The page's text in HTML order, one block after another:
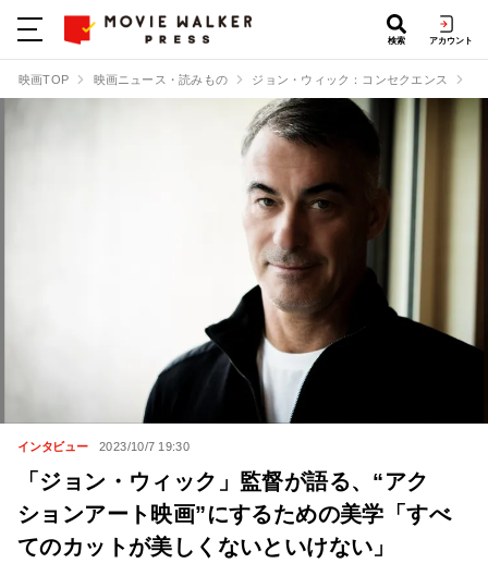
検索 アカウント
映画TOP 映画ニュース・読みもの ジョン・ウィック：コンセクエンス
インタビュー 2023/10/7 19:30
「ジョン・ウィック」監督が語る、“アク
ションアート映画”にするための美学「すべ
てのカットが美しくないといけない」